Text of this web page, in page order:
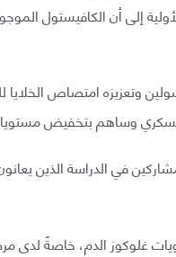
إلى أن الكافيستول
وتعزيزه امتصاص
وساهم بتخفيض
في الدراسة الذين
غلوكوز الدم، خاصةً